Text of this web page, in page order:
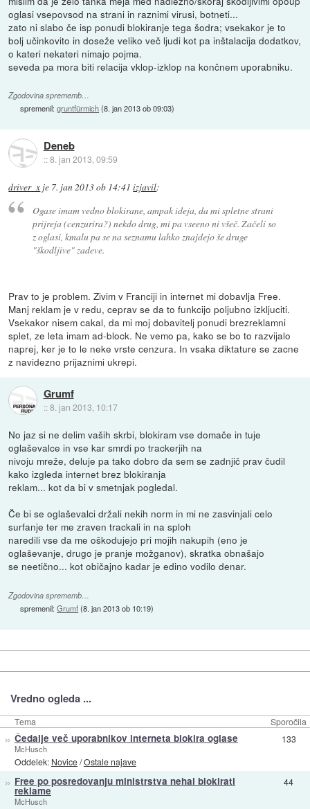
oglasi vsepovsod na strani in raznimi virusi, botneti...
zato ni slabo če isp ponudi blokiranje tega šodra; vsekakor je to
bolj učinkovito in doseže veliko več ljudi kot pa inštalacija dodatkov,
o kateri nekateri nimajo pojma.
seveda pa mora biti relacija vklop-izklop na končnem uporabniku.
Zgodovina sprememb…
spremenil:gruntfürmich(8. jan 2013 ob 09:03)
Deneb
::8. jan 2013, 09:59
driver_x je 7. jan 2013 ob 14:41 izjavil:
Ogase imam vedno blokirane, ampak ideja, da mi spletne strani
prijreja (cenzurira?) nekdo drug, mi pa vseeno ni všeč. Začeli so
z oglasi, kmalu pa se na seznamu lahko znajdejo še druge
"škodljive" zadeve.
Prav to je problem. Zivim v Franciji in internet mi dobavlja Free.
Manj reklam je v redu, ceprav se da to funkcijo poljubno izkljuciti.
Vsekakor nisem cakal, da mi moj dobavitelj ponudi brezreklamni
splet, ze leta imam ad-block. Ne vemo pa, kako se bo to razvijalo
naprej, ker je to le neke vrste cenzura. In vsaka diktature se zacne
z navidezno prijaznimi ukrepi.
Grumf
::8. jan 2013, 10:17
No jaz si ne delim vaših skrbi, blokiram vse domače in tuje
oglaševalce in vse kar smrdi po trackerjih na
nivoju mreže, deluje pa tako dobro da sem se zadnjič prav čudil
kako izgleda internet brez blokiranja
reklam... kot da bi v smetnjak pogledal.
Če bi se oglaševalci držali nekih norm in mi ne zasvinjali celo
surfanje ter me zraven trackali in na sploh
naredili vse da me oškodujejo pri mojih nakupih (eno je
oglaševanje, drugo je pranje možganov), skratka obnašajo
se neetično... kot običajno kadar je edino vodilo denar.
Zgodovina sprememb…
spremenil:Grumf(8. jan 2013 ob 10:19)
Vredno ogleda ...
Tema Sporočila
» Čedalje več uporabnikov interneta blokira oglase
McHusch
Oddelek: Novice/Ostale najave
133
» Free po posredovanju ministrstva nehal blokirati
reklame
McHusch
44